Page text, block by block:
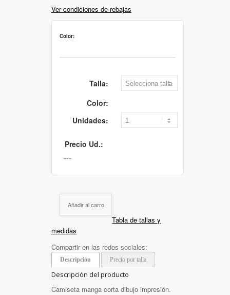
Ver condiciones de rebajas
Color:
Talla:
Color:
Unidades:
Precio Ud.:
Añadir al carro
Tabla de tallas y
medidas
Compartir en las redes sociales:
Descripción Precio por talla
Descripción del producto
Camiseta manga corta dibujo impresión.